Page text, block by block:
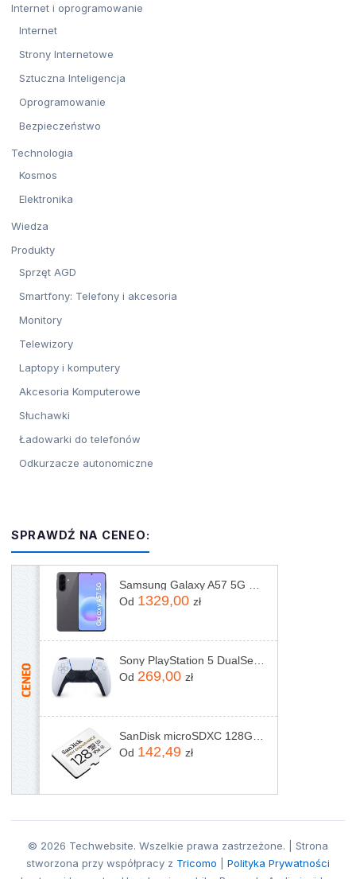
Internet i oprogramowanie
Internet
Strony Internetowe
Sztuczna Inteligencja
Oprogramowanie
Bezpieczeństwo
Technologia
Kosmos
Elektronika
Wiedza
Produkty
Sprzęt AGD
Smartfony: Telefony i akcesoria
Monitory
Telewizory
Laptopy i komputery
Akcesoria Komputerowe
Słuchawki
Ładowarki do telefonów
Odkurzacze autonomiczne
SPRAWDŹ NA CENEO:
Od 1329,00 zł
Od 269,00 zł
Od 142,49 zł
© 2026 Techwebsite. Wszelkie prawa zastrzeżone. | Strona
stworzona przy współpracy z Tricomo
Polityka Prywatności